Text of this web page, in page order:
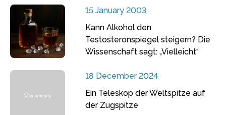
15 January 2003
Kann Alkohol den
Testosteronspiegel steigern? Die
Wissenschaft sagt: „Vielleicht“
18 December 2024
Ein Teleskop der Weltspitze auf
der Zugspitze